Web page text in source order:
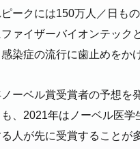
ークには150万人／日も
ァイザーバイオンテック
染症の流行に歯止めをか
ーベル賞受賞者の予想を
、2021年はノーベル医
人が先に受賞することが